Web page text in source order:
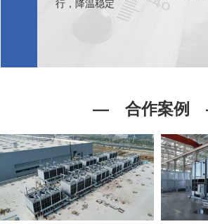
行，降温稳定
— 合作案例